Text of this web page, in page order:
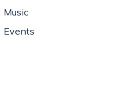
Music
Events